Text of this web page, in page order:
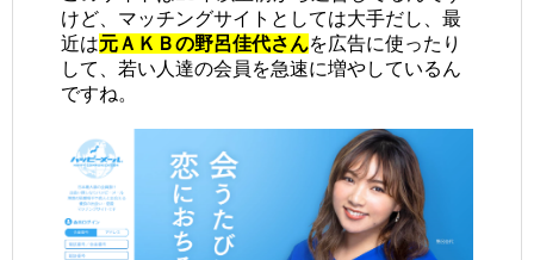
けど、マッチングサイトとしては大手だし、最
近は元ＡＫＢの野呂佳代さんを広告に使ったり
して、若い人達の会員を急速に増やしているん
ですね。